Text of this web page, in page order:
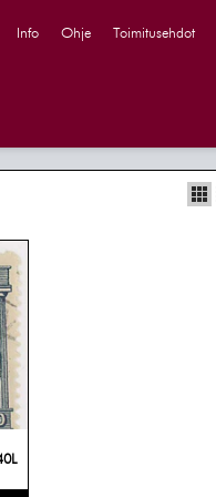
Info Ohje Toimitusehdot